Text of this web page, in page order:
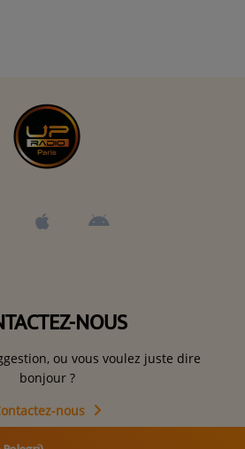
NOUS
ou vous voulez juste dire
bonjour ?
nous